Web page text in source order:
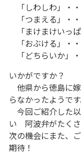
「しわしわ」・
「つまえる」・
「まけまけいっ
「おぶける」・
「どちらいか」
いかがですか？
他県から徳島に
らなかったようです
今回ご紹介した
い 阿波弁がたくさ
次の機会にまた、
期待！